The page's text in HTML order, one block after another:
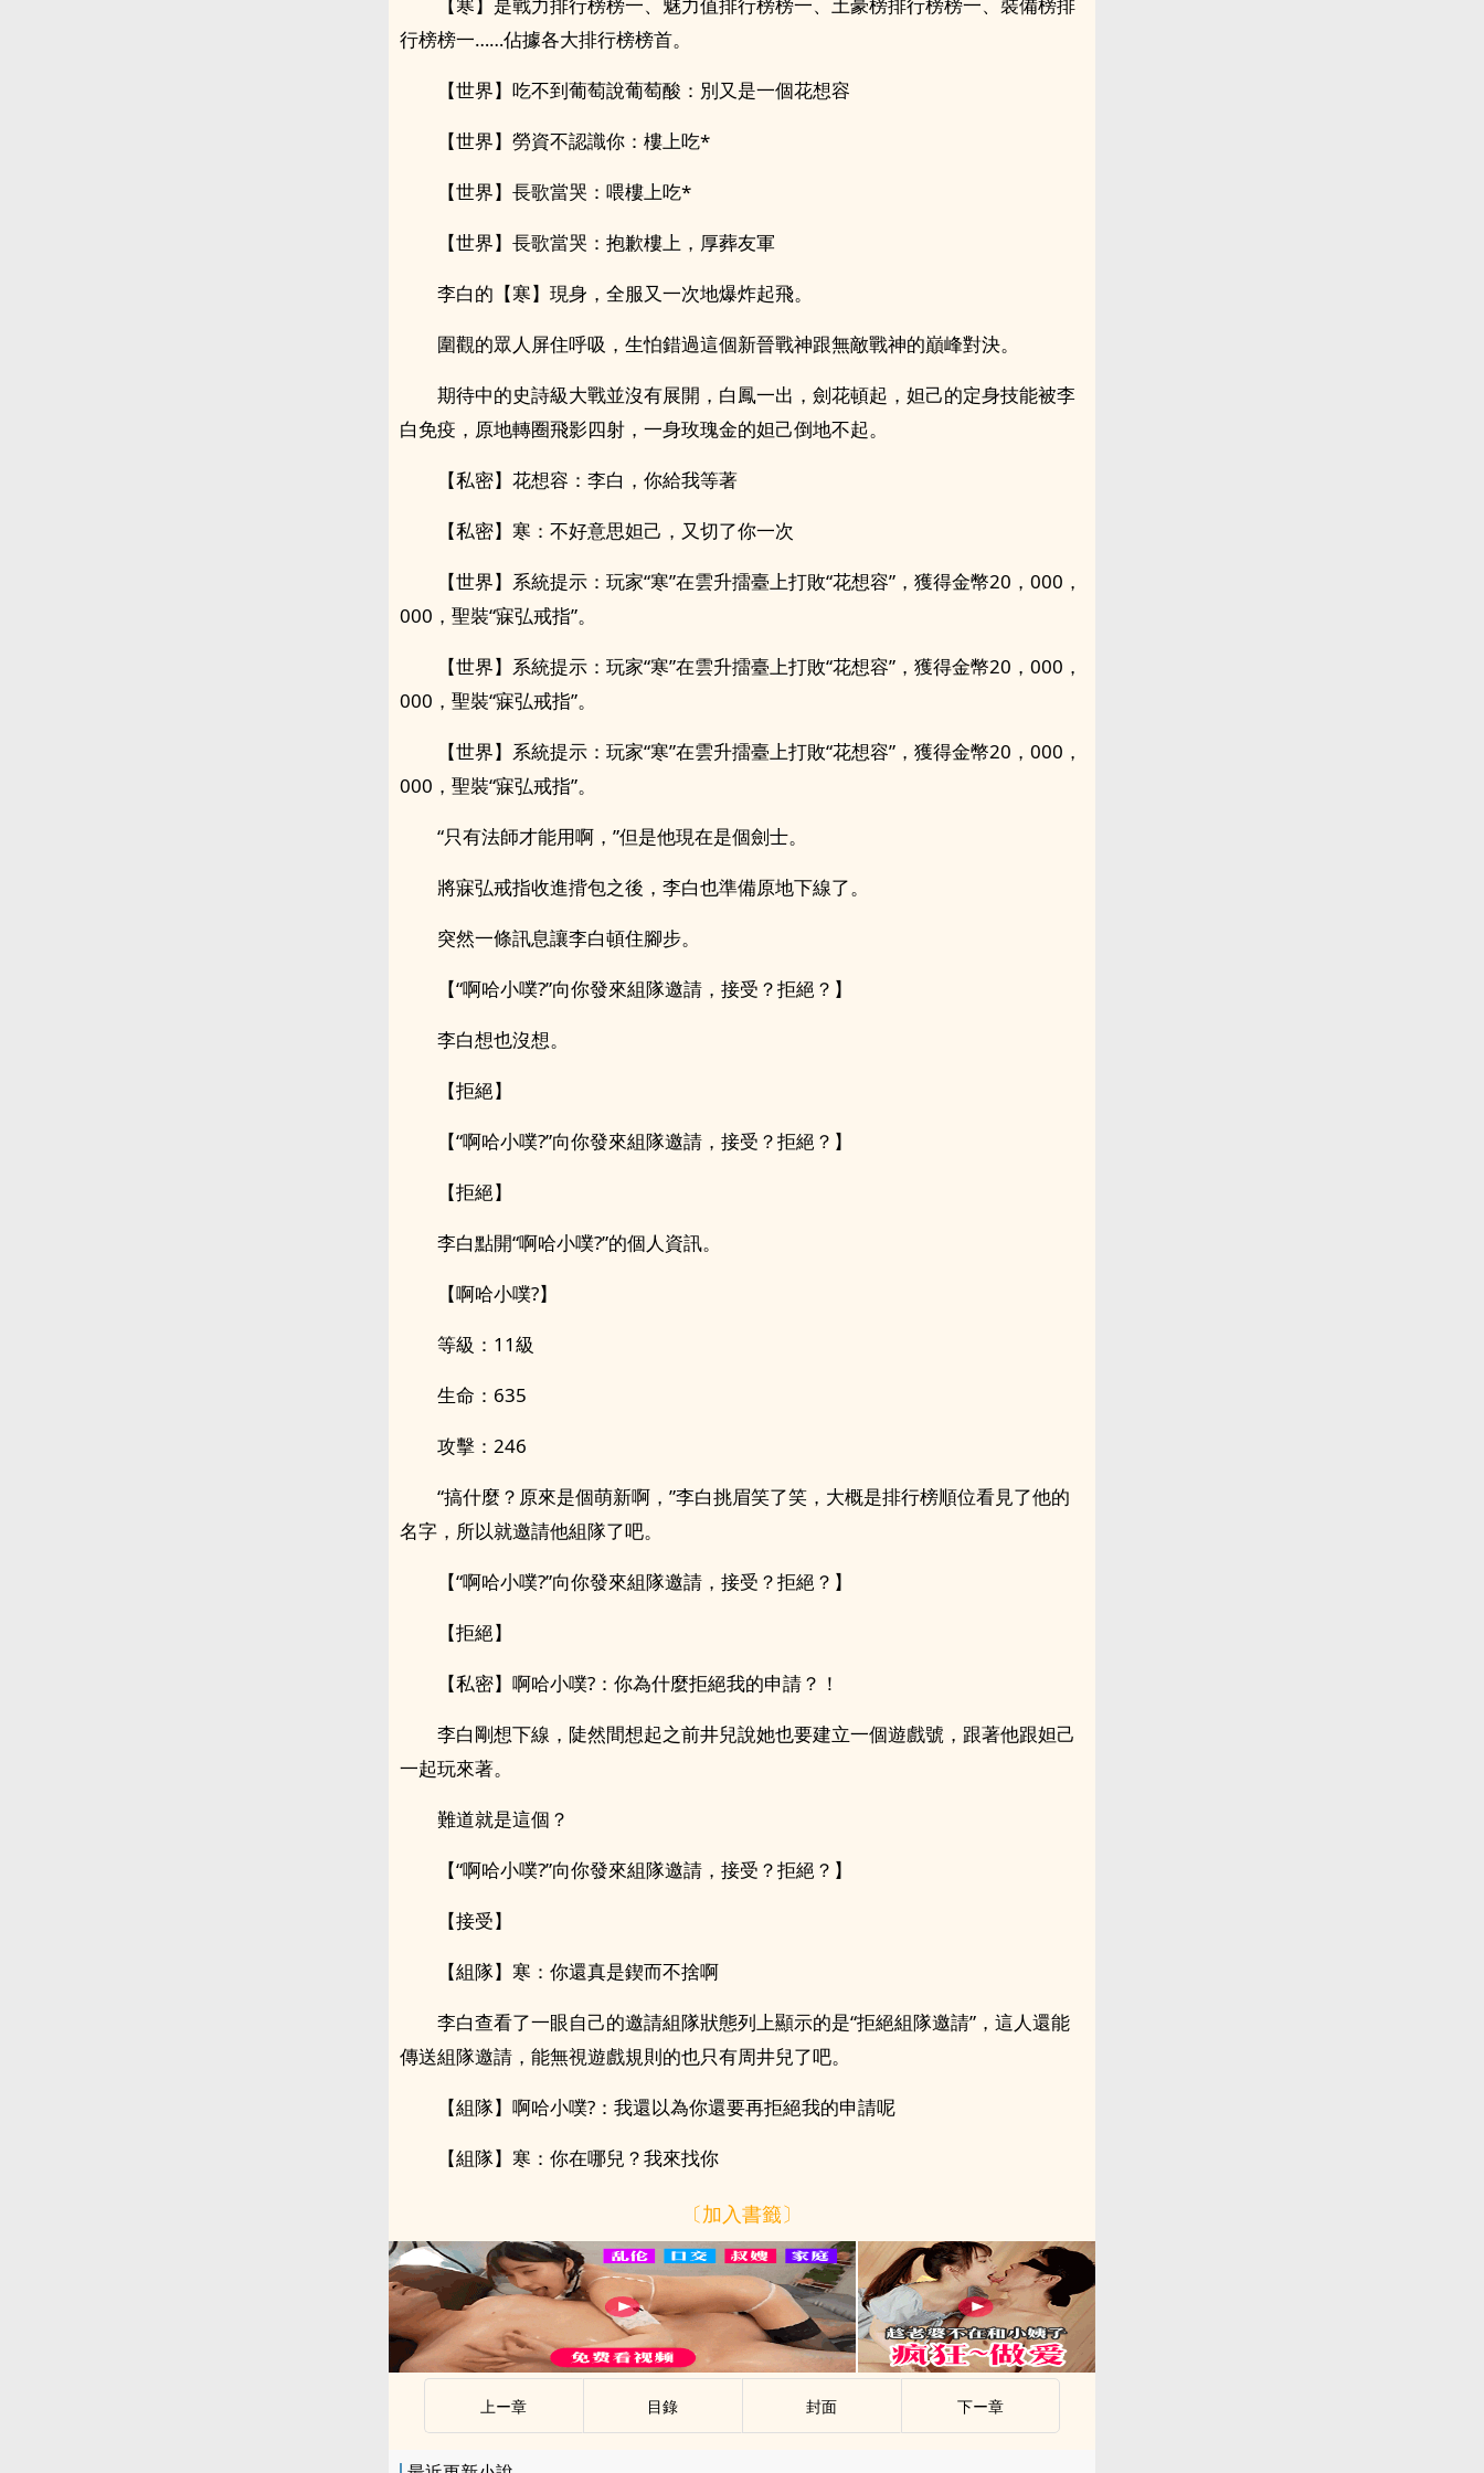
行榜榜一……佔據各大排行榜榜首。
【世界】吃不到葡萄說葡萄酸：別又是一個花想容
【世界】勞資不認識你：樓上吃*
【世界】長歌當哭：喂樓上吃*
【世界】長歌當哭：抱歉樓上，厚葬友軍
李白的【寒】現身，全服又一次地爆炸起飛。
圍觀的眾人屏住呼吸，生怕錯過這個新晉戰神跟無敵戰神的巔峰對決。
期待中的史詩級大戰並沒有展開，白鳳一出，劍花頓起，妲己的定身技能被李
白免疫，原地轉圈飛影四射，一身玫瑰金的妲己倒地不起。
【私密】花想容：李白，你給我等著
【私密】寒：不好意思妲己，又切了你一次
【世界】系統提示：玩家“寒”在雲升擂臺上打敗“花想容”，獲得金幣20，000，
000，聖裝“寐弘戒指”。
【世界】系統提示：玩家“寒”在雲升擂臺上打敗“花想容”，獲得金幣20，000，
000，聖裝“寐弘戒指”。
【世界】系統提示：玩家“寒”在雲升擂臺上打敗“花想容”，獲得金幣20，000，
000，聖裝“寐弘戒指”。
“只有法師才能用啊，”但是他現在是個劍士。
將寐弘戒指收進揹包之後，李白也準備原地下線了。
突然一條訊息讓李白頓住腳步。
【“啊哈小噗?”向你發來組隊邀請，接受？拒絕？】
李白想也沒想。
【拒絕】
【“啊哈小噗?”向你發來組隊邀請，接受？拒絕？】
【拒絕】
李白點開“啊哈小噗?”的個人資訊。
【啊哈小噗?】
等級：11級
生命：635
攻擊：246
“搞什麼？原來是個萌新啊，”李白挑眉笑了笑，大概是排行榜順位看見了他的
名字，所以就邀請他組隊了吧。
【“啊哈小噗?”向你發來組隊邀請，接受？拒絕？】
【拒絕】
【私密】啊哈小噗?：你為什麼拒絕我的申請？！
李白剛想下線，陡然間想起之前井兒說她也要建立一個遊戲號，跟著他跟妲己
一起玩來著。
難道就是這個？
【“啊哈小噗?”向你發來組隊邀請，接受？拒絕？】
【接受】
【組隊】寒：你還真是鍥而不捨啊
李白查看了一眼自己的邀請組隊狀態列上顯示的是“拒絕組隊邀請”，這人還能
傳送組隊邀請，能無視遊戲規則的也只有周井兒了吧。
【組隊】啊哈小噗?：我還以為你還要再拒絕我的申請呢
【組隊】寒：你在哪兒？我來找你
〔加入書籤〕
上ー章 目錄 封面 下ー章